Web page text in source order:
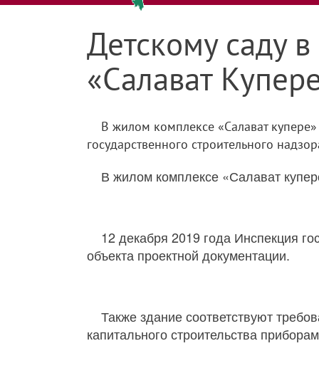
Детскому саду
«Салават
В жилом комплексе «Салават
государственного строительного
В жилом комплексе «Салават
12 декабря 2019 года Инспекция
объекта проектной документации.
Также здание соответствуют
капитального строительства